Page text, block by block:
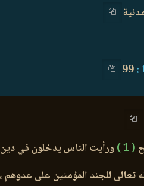
:
( 1 ) ورأيت الناس يدخلون في دين
تعالى للجند المؤمنين على عدوهم